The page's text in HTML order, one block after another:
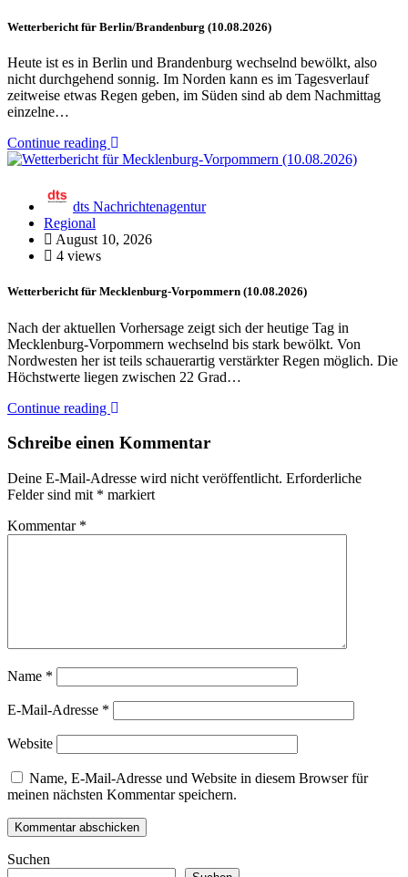
Wetterbericht für Berlin/Brandenburg (10.08.2026)
Heute ist es in Berlin und Brandenburg wechselnd bewölkt, also
nicht durchgehend sonnig. Im Norden kann es im Tagesverlauf
zeitweise etwas Regen geben, im Süden sind ab dem Nachmittag
einzelne…
Continue reading
dts Nachrichtenagentur
Regional
August 10, 2026
4 views
Wetterbericht für Mecklenburg-Vorpommern (10.08.2026)
Nach der aktuellen Vorhersage zeigt sich der heutige Tag in
Mecklenburg-Vorpommern wechselnd bis stark bewölkt. Von
Nordwesten her ist teils schauerartig verstärkter Regen möglich. Die
Höchstwerte liegen zwischen 22 Grad…
Continue reading
Schreibe einen Kommentar
Deine E-Mail-Adresse wird nicht veröffentlicht. Erforderliche
Felder sind mit * markiert
Kommentar *
Name *
E-Mail-Adresse *
Website
Name, E-Mail-Adresse und Website in diesem Browser für
meinen nächsten Kommentar speichern.
Suchen